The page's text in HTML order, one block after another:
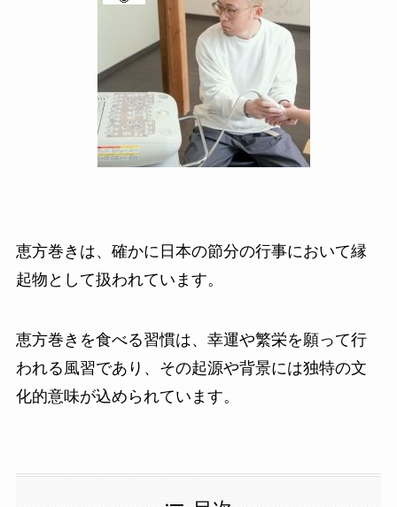
恵方巻きは、確かに日本の節分の行事において縁
起物として扱われています。
恵方巻きを食べる習慣は、幸運や繁栄を願って行
われる風習であり、その起源や背景には独特の文
化的意味が込められています。